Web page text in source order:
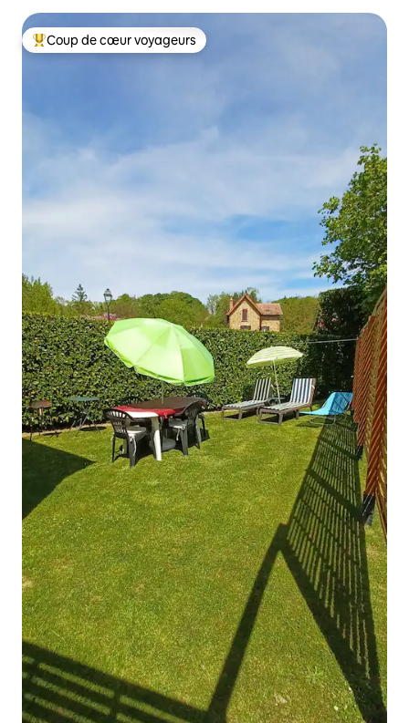
Coup de cœur voyageurs parmi les plus aimés
Coup de cœur voyageurs